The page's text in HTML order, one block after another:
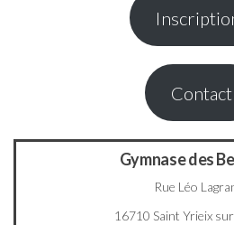
Contact
Gymnase des
Rue Léo
16710 Saint Yrieix